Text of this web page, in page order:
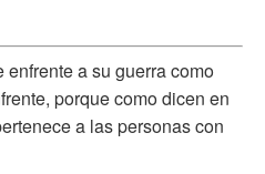
a su guerra como
porque como dicen en
a las personas con